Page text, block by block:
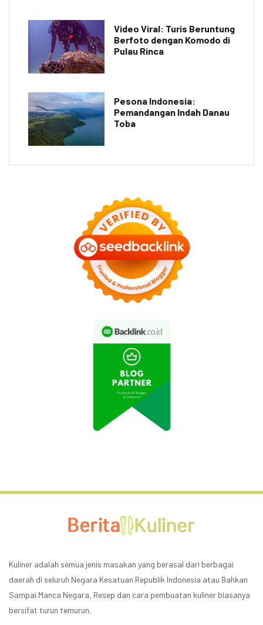
Video Viral: Turis Beruntung
Berfoto dengan Komodo di
Pulau Rinca
Pesona Indonesia:
Pemandangan Indah Danau
Toba
Kuliner adalah semua jenis masakan yang berasal dari berbagai
daerah di seluruh Negara Kesatuan Republik Indonesia atau Bahkan
Sampai Manca Negara, Resep dan cara pembuatan kuliner biasanya
bersifat turun temurun.